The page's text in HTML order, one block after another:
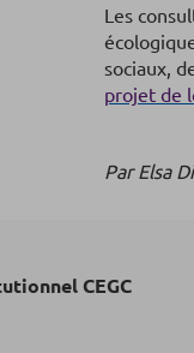
Les
sociaux,
projet de
Par Elsa
CEGC